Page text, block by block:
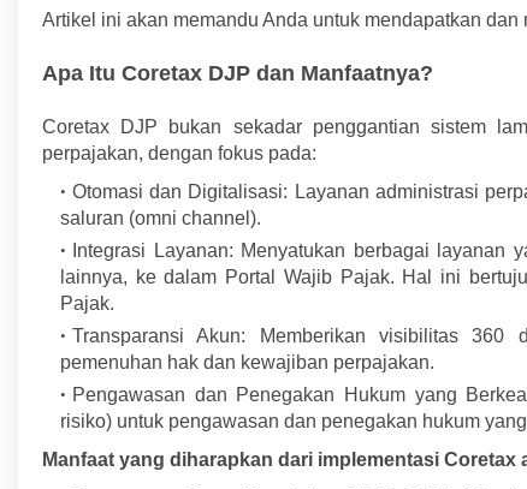
Artikel ini akan memandu Anda untuk mendapatkan
Apa Itu Coretax DJP dan Manfaatnya?
Coretax DJP bukan sekadar penggantian sistem
perpajakan, dengan fokus pada:
Otomasi dan Digitalisasi: Layanan administrasi
saluran (omni channel).
Integrasi Layanan: Menyatukan berbagai layanan
lainnya, ke dalam Portal Wajib Pajak. Hal ini
Pajak.
Transparansi Akun: Memberikan visibilitas 360
pemenuhan hak dan kewajiban perpajakan.
Pengawasan dan Penegakan Hukum yang
risiko) untuk pengawasan dan penegakan hukum
Manfaat yang diharapkan dari implementasi Coretax